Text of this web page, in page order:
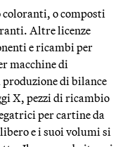
o composti
Altre licenze
e ricambi per
macchine di
di bilance
X, pezzi di ricambio
per cartine da
e i suoi volumi si